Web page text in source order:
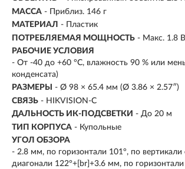
МАССА - Приблиз. 146 г
МАТЕРИАЛ - Пластик
ПОТРЕБЛЯЕМАЯ МОЩНОСТЬ - Макс. 1.8
РАБОЧИЕ УСЛОВИЯ
- От -40 до +60 °C, влажность 90 % или
конденсата)
РАЗМЕРЫ
- Ø 98 × 65.4 мм (Ø 3.86 × 2.57″)
СВЯЗЬ - HIKVISION-C
ДАЛЬНОСТЬ ИК-ПОДСВЕТКИ - До 20 м
ТИП КОРПУСА - Купольные
УГОЛ ОБЗОРА
- 2.8 мм, по горизонтали 101°, по вертикали
диагонали 122°+[br]+3.6 мм, по горизонтали